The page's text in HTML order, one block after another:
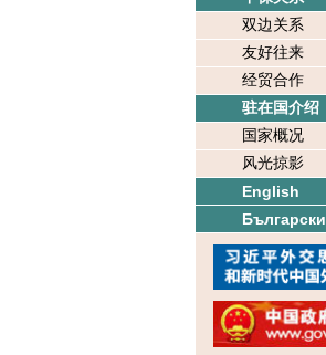
双边关系
友好往来
经贸合作
驻在国介绍
国家概况
风光掠影
English
Български